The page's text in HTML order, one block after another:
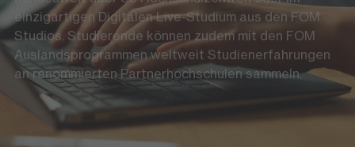
einzigartigen Digitalen Live-Studium aus den FOM
Studios. Studierende können zudem mit den FOM
Auslandsprogrammen weltweit Studienerfahrungen
an renommierten Partnerhochschulen sammeln.
Die FOM auf Social Media